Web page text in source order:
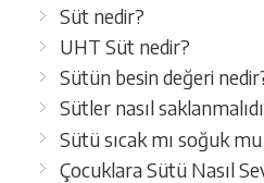
Süt nedir?
UHT Süt nedir?
Sütün besin değeri
Sütler nasıl
Sütü sıcak mı soğuk
Çocuklara Sütü Nasıl